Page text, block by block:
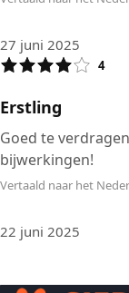
27 juni 2025
4
Erstling
Goed te
bijwerkingen!
Vertaald naar het
22 juni 2025